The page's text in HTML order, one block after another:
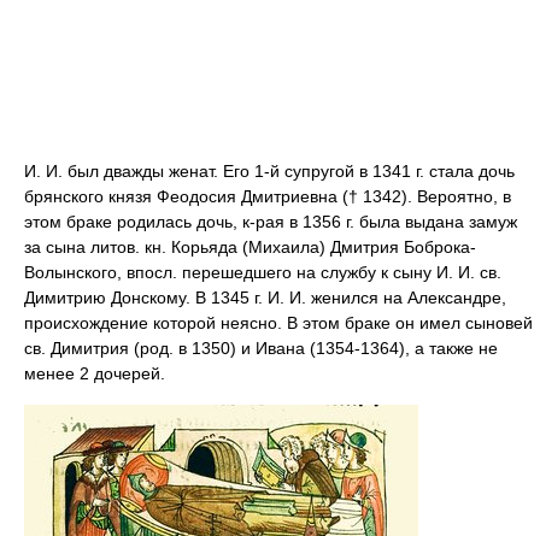
И. И. был дважды женат. Его 1-й супругой в 1341 г. стала дочь
брянского князя Феодосия Дмитриевна († 1342). Вероятно, в
этом браке родилась дочь, к-рая в 1356 г. была выдана замуж
за сына литов. кн. Корьяда (Михаила) Дмитрия Боброка-
Волынского, впосл. перешедшего на службу к сыну И. И. св.
Димитрию Донскому. В 1345 г. И. И. женился на Александре,
происхождение которой неясно. В этом браке он имел сыновей
св. Димитрия (род. в 1350) и Ивана (1354-1364), а также не
менее 2 дочерей.